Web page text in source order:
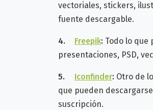
vectoriales, stickers,
fuente descargable.
4. Freepik: Todo lo
presentaciones, PSD,
5. Iconfinder: Otro de
que pueden
suscripción.